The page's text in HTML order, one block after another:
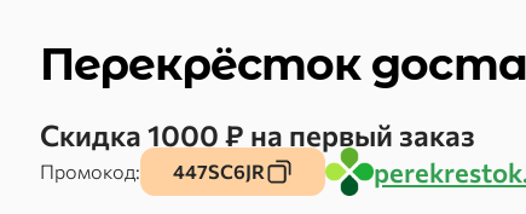
Перекрёсток
Скидка 1000 ₽ на первый заказ
Промокод: 447SC6JR